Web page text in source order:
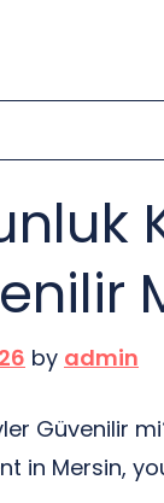
olduğunu
var,
birinin
by admin
Güvenilir
in Mersin,